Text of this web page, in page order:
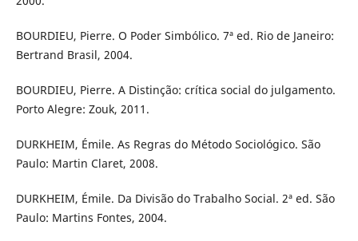
BOURDIEU, Pierre. O Poder Simbólico. 7ª ed. Rio de Janeiro:
Bertrand Brasil, 2004.
BOURDIEU, Pierre. A Distinção: crítica social do julgamento.
Porto Alegre: Zouk, 2011.
DURKHEIM, Émile. As Regras do Método Sociológico. São
Paulo: Martin Claret, 2008.
DURKHEIM, Émile. Da Divisão do Trabalho Social. 2ª ed. São
Paulo: Martins Fontes, 2004.